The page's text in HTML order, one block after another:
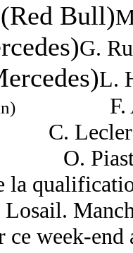
G.
L.
C.
O.
la
ce week-